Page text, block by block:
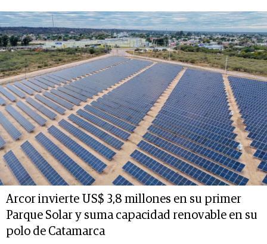
Arcor invierte US$ 3,8 millones en su primer
Parque Solar y suma capacidad renovable en su
polo de Catamarca